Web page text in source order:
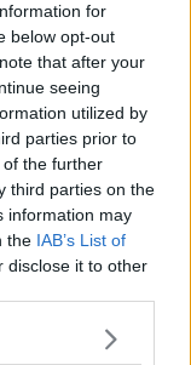
for
below opt-out
that after your
seeing
utilized by
parties prior to
the further
third parties on the
information may
the IAB’s List of
disclose it to other
l'architetto
attesa che la ditta
oggi - prosegue
il servizio
allerta i cittadini
e non sanno
.
sanzioni
dell’attenzione